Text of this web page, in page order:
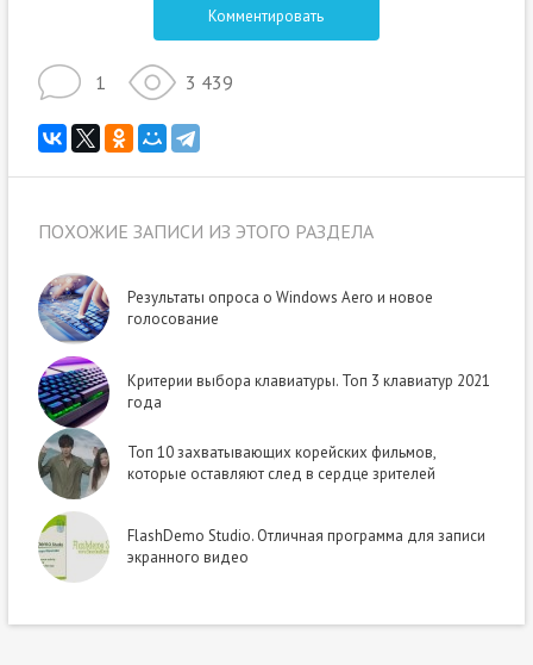
Комментировать
1 3 439
ПОХОЖИЕ ЗАПИСИ ИЗ ЭТОГО РАЗДЕЛА
Результаты опроса о Windows Aero и новое
голосование
Критерии выбора клавиатуры. Топ 3 клавиатур 2021
года
Топ 10 захватывающих корейских фильмов,
которые оставляют след в сердце зрителей
FlashDemo Studio. Отличная программа для записи
экранного видео